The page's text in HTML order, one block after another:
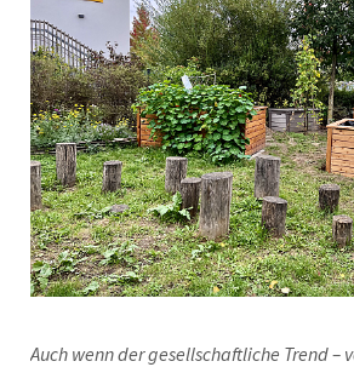
Auch wenn der gesellschaftliche Trend –